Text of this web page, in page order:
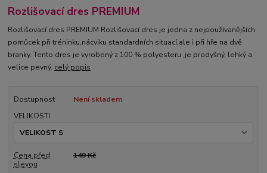
Rozlišovací dres PREMIUM
Rozlišovací dres PREMIUM Rozlišovací dres je jedna z nejpoužívanějších
pomůcek při tréninku,nácviku standardních situací,ale i při hře na dvě
branky. Tento dres je vyrobený z 100 % polyesteru ,je prodyšný, lehký a
velice pevný. celý popis
Dostupnost
Není skladem
VELIKOSTI
Cena před
slevou
149 Kč